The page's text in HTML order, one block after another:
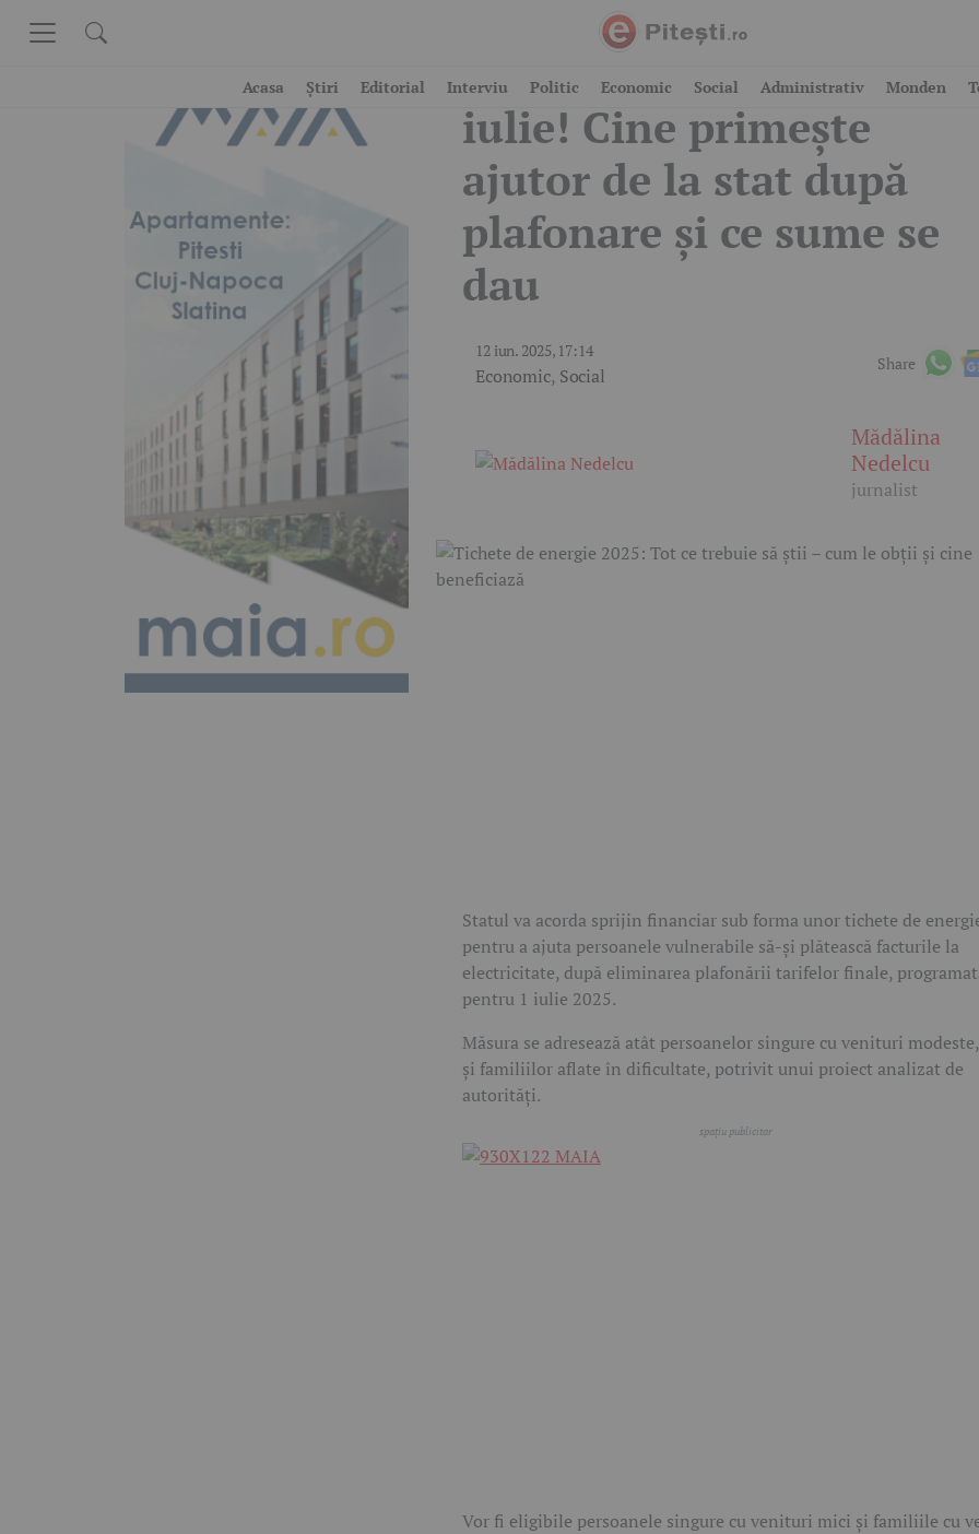
Acasa Știri Editorial Interviu Politic Economic Social Administrativ Monden
Tichete de energie de la
iulie! Cine primește
ajutor de la stat după
plafonare și ce sume se
dau
12 iun. 2025, 17:14
Economic, Social
Share
Mădălina
Nedelcu
jurnalist
Statul va acorda sprijin financiar sub forma unor tichete de
pentru a ajuta persoanele vulnerabile să-și plătească facturile la
electricitate, după eliminarea plafonării tarifelor finale,
pentru 1 iulie 2025.
Măsura se adresează atât persoanelor singure cu venituri
și familiilor aflate în dificultate, potrivit unui proiect analizat de
autorități.
Vor fi eligibile persoanele singure cu venituri mici și familiile cu